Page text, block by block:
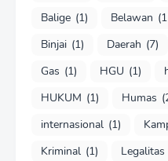
Balige (1) Belawan
Binjai (1) Daerah (7)
Gas (1) HGU (1)
HUKUM (1) Humas
internasional (1)
Kriminal (1) Legalitas